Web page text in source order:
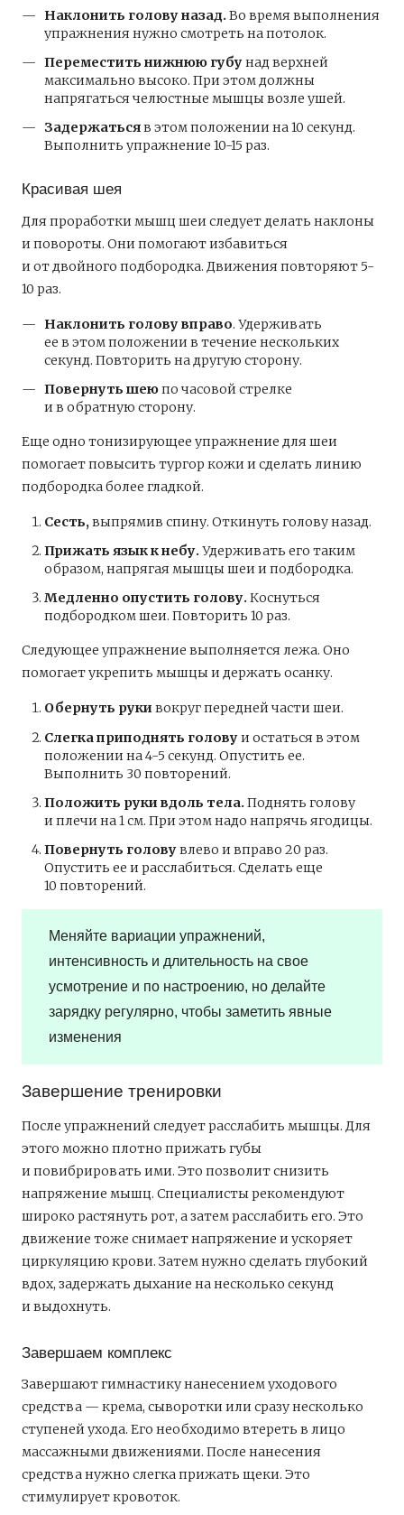
Наклонить голову назад.Во время выполнения
упражнения нужно смотреть на потолок.
Переместить нижнюю губунад верхней
максимально высоко. При этом должны
напрягаться челюстные мышцы возле ушей.
Задержатьсяв этом положении на 10 секунд.
Выполнить упражнение 10-15 раз.
Красивая шея
Для проработки мышц шеи следует делать наклоны
и повороты. Они помогают избавиться
и от двойного подбородка. Движения повторяют 5-
10 раз.
Наклонить голову вправо. Удерживать
ее в этом положении в течение нескольких
секунд. Повторить на другую сторону.
Повернуть шеюпо часовой стрелке
и в обратную сторону.
Еще одно тонизирующее упражнение для шеи
помогает повысить тургор кожи и сделать линию
подбородка более гладкой.
Сесть,выпрямив спину. Откинуть голову назад.
Прижать язык к небу.Удерживать его таким
образом, напрягая мышцы шеи и подбородка.
Медленно опустить голову.Коснуться
подбородком шеи. Повторить 10 раз.
Следующее упражнение выполняется лежа. Оно
помогает укрепить мышцы и держать осанку.
Обернуть рукивокруг передней части шеи.
Слегка приподнять головуи остаться в этом
положении на 4-5 секунд. Опустить ее.
Выполнить 30 повторений.
Положить руки вдоль тела.Поднять голову
и плечи на 1 см. При этом надо напрячь ягодицы.
Повернуть головувлево и вправо 20 раз.
Опустить ее и расслабиться. Сделать еще
10 повторений.
Меняйте вариации упражнений,
интенсивность и длительность на свое
усмотрение и по настроению, но делайте
зарядку регулярно, чтобы заметить явные
изменения
Завершение тренировки
После упражнений следует расслабить мышцы. Для
этого можно плотно прижать губы
и повибрировать ими. Это позволит снизить
напряжение мышц. Специалисты рекомендуют
широко растянуть рот, а затем расслабить его. Это
движение тоже снимает напряжение и ускоряет
циркуляцию крови. Затем нужно сделать глубокий
вдох, задержать дыхание на несколько секунд
и выдохнуть.
Завершаем комплекс
Завершают гимнастику нанесением уходового
средства — крема, сыворотки или сразу несколько
ступеней ухода. Его необходимо втереть в лицо
массажными движениями. После нанесения
средства нужно слегка прижать щеки. Это
стимулирует кровоток.